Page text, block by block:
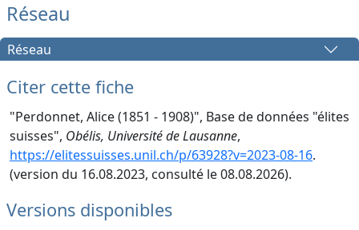
Réseau
Réseau
Citer cette fiche
"Perdonnet, Alice (1851 - 1908)", Base de données "élites
suisses", Obélis, Université de Lausanne,
https://elitessuisses.unil.ch/p/63928?v=2023-08-16.
(version du 16.08.2023, consulté le 08.08.2026).
Versions disponibles